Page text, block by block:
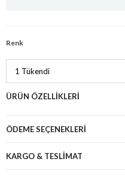
Renk
ÜRÜN ÖZELLIKLERI
ÖDEME SEÇENEKLERI
KARGO & TESLİMAT